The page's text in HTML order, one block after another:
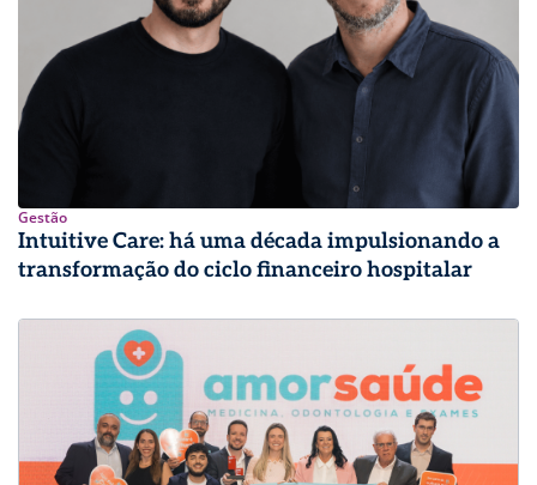
Gestão
Intuitive Care: há uma década impulsionando a
transformação do ciclo financeiro hospitalar